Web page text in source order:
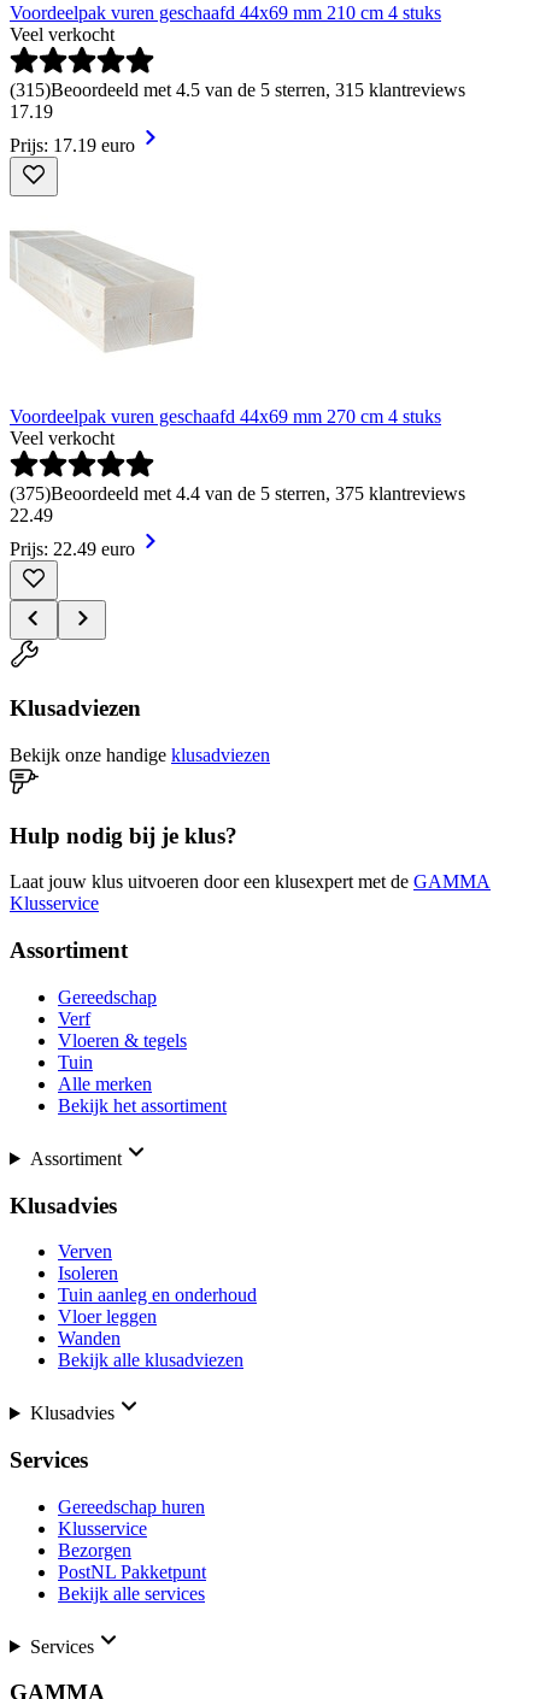
Voordeelpak vuren geschaafd 44x69 mm 210 cm 4 stuks
Veel verkocht
(315)Beoordeeld met 4.5 van de 5 sterren, 315 klantreviews
17.19
Prijs: 17.19 euro
Voordeelpak vuren geschaafd 44x69 mm 270 cm 4 stuks
Veel verkocht
(375)Beoordeeld met 4.4 van de 5 sterren, 375 klantreviews
22.49
Prijs: 22.49 euro
Klusadviezen
Bekijk onze handige klusadviezen
Hulp nodig bij je klus?
Laat jouw klus uitvoeren door een klusexpert met de GAMMA
Klusservice
Assortiment
Gereedschap
Verf
Vloeren & tegels
Tuin
Alle merken
Bekijk het assortiment
Assortiment
Klusadvies
Verven
Isoleren
Tuin aanleg en onderhoud
Vloer leggen
Wanden
Bekijk alle klusadviezen
Klusadvies
Services
Gereedschap huren
Klusservice
Bezorgen
PostNL Pakketpunt
Bekijk alle services
Services
GAMMA